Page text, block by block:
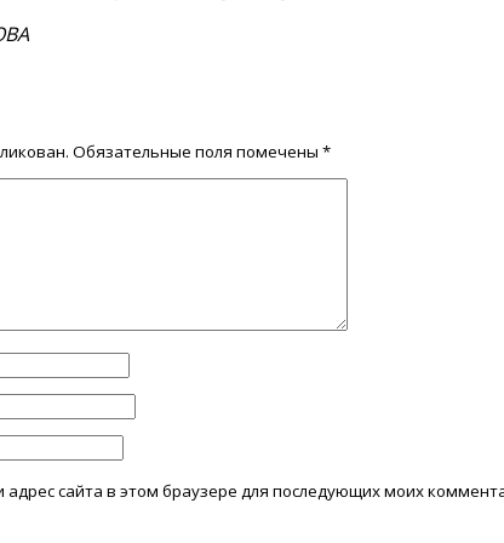
Обязательные поля помечены *
сайта в этом браузере для последующих моих